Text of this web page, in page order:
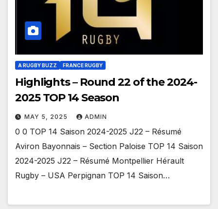
A RUGBY BUZZ FRANCE RUGBY
Highlights – Round 22 of the 2024-
2025 TOP 14 Season
MAY 5, 2025 ADMIN
0 0 TOP 14 Saison 2024-2025 J22 – Résumé
Aviron Bayonnais – Section Paloise TOP 14 Saison
2024-2025 J22 – Résumé Montpellier Hérault
Rugby – USA Perpignan TOP 14 Saison…